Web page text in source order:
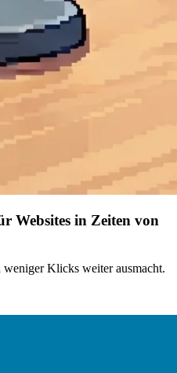
Websites in Zeiten von
Klicks weiter ausmacht.